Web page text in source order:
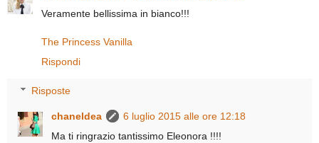
Veramente bellissima in bianco!!!
The Princess Vanilla
Rispondi
Risposte
chaneldea
6 luglio 2015 alle ore 12:18
Ma ti ringrazio tantissimo Eleonora !!!!